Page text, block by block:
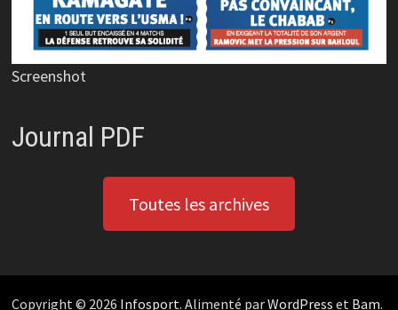
Screenshot
Journal PDF
Toutes les archives
Copyright © 2026 Infosport. Alimenté parWordPress et Bam.